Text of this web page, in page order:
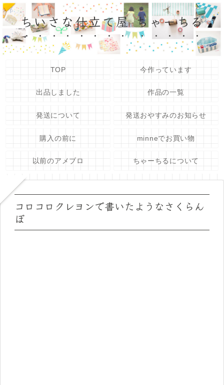
ちいさな仕立て屋 ちゃーちる
TOP 今作っています
出品しました 作品の一覧
発送について 発送おやすみのお知らせ
購入の前に minneでお買い物
以前のアメブロ ちゃーちるについて
コロコロクレヨンで書いたようなさくらん
ぼ